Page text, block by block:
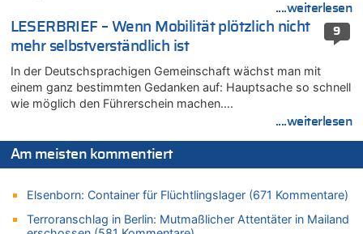
Mehrere Menschen in Londons City niedergestochen
06.08.2026 - 23:25 von WK zu
FIFA-Spitze demonstriert Einigkeit trotz Kritik und neuer
Vorwürfe gegen Präsident Gianni Infantino
06.08.2026 - 22:48 von DG zu
FIFA-Spitze demonstriert Einigkeit trotz Kritik und neuer
06.08.2026 - 22:07 von DR ALBERN zu
Vorwürfe gegen Präsident Gianni Infantino
Mehrere Menschen in Londons City niedergestochen
....weiterlesen
9
LESERBRIEF – Wenn Mobilität plötzlich nicht
mehr selbstverständlich ist
In der Deutschsprachigen Gemeinschaft wächst man mit
einem ganz bestimmten Gedanken auf: Hauptsache so schnell
wie möglich den Führerschein machen….
....weiterlesen
Am meisten kommentiert
Elsenborn: Container für Flüchtlingslager (671 Kommentare)
Terroranschlag in Berlin: Mutmaßlicher Attentäter in Mailand